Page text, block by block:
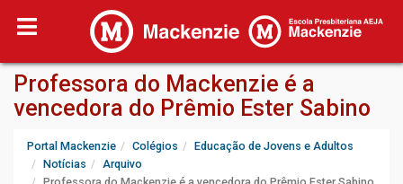
Professora do Mackenzie é a
vencedora do Prêmio Ester Sabino
Portal Mackenzie Colégios
Educação de Jovens e Adultos
Notícias
Arquivo